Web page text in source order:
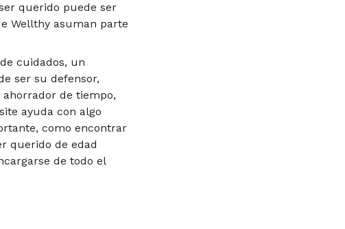
querido puede ser
Wellthy asuman parte
cuidados, un
ser su defensor,
de tiempo,
ayuda con algo
como encontrar
querido de edad
de todo el